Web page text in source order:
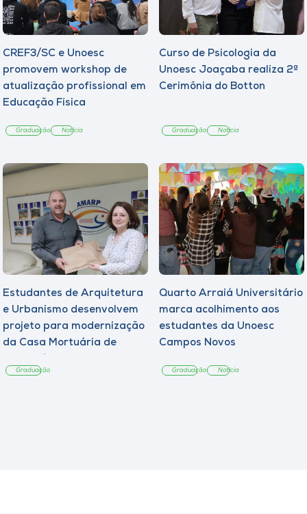
CREF3/SC e Unoesc
promovem workshop de
atualização profissional em
Educação Física
Graduação Notícia
Curso de Psicologia da
Unoesc Joaçaba realiza 2ª
Cerimônia do Botton
Graduação Notícia
Estudantes de Arquitetura
e Urbanismo desenvolvem
projeto para modernização
da Casa Mortuária de
Graduação
Quarto Arraiá Universitário
marca acolhimento aos
estudantes da Unoesc
Campos Novos
Graduação Notícia